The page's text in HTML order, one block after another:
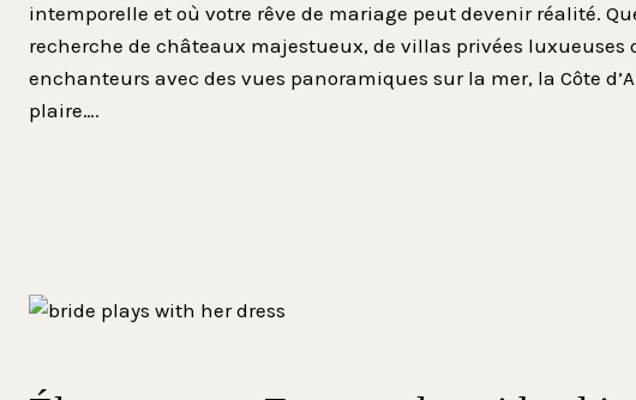
intemporelle et où votre rêve de mariage peut devenir réalité.
recherche de châteaux majestueux, de villas privées luxueuses
enchanteurs avec des vues panoramiques sur la mer, la Côte
plaire….